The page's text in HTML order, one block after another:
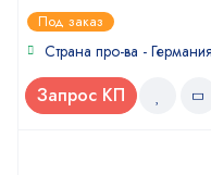
0
out
of
Под заказ
Страна про-ва - Германия
Запрос КП